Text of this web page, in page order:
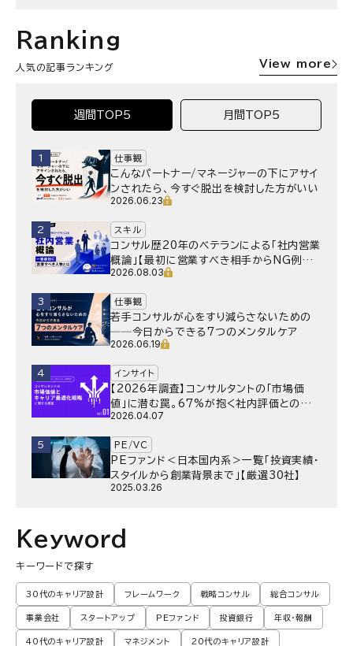
Ranking
人気の記事ランキング View more
週間TOP5 月間TOP5
1 仕事観
こんなパートナー/マネージャーの下にアサイ
ンされたら、今すぐ脱出を検討した方がいい
2026.06.23
2 スキル
コンサル歴20年のベテランによる「社内営業
概論」【最初に営業すべき相手からNG例ま
で】
2026.08.03
3 仕事観
若手コンサルが心をすり減らさないための
──今日からできる7つのメンタルケア
2026.06.19
4 インサイト
【2026年調査】コンサルタントの「市場価
値」に潜む罠。67%が抱く社内評価との乖
離と、採用側が抱く“本音”の懸念とは
2026.04.07
5 PE/VC
PEファンド＜日本国内系＞一覧「投資実績・
スタイルから創業背景まで」【厳選30社】
2025.03.26
Keyword
キーワードで探す
30代のキャリア設計 フレームワーク 戦略コンサル 総合コンサル
事業会社 スタートアップ PEファンド 投資銀行 年収・報酬
40代のキャリア設計 マネジメント 20代のキャリア設計